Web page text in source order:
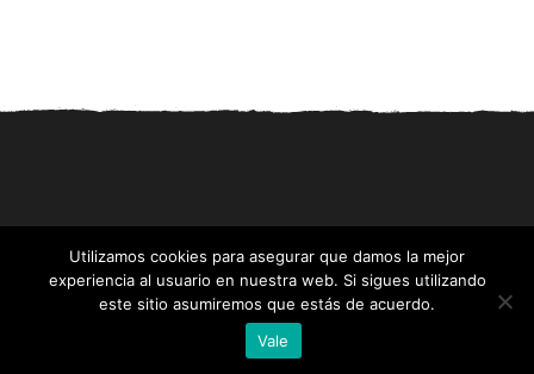
a
© 2026 All Rights Reserved
GrupoUnetcom
Utilizamos cookies para asegurar que damos la mejor
experiencia al usuario en nuestra web. Si sigues utilizando
este sitio asumiremos que estás de acuerdo.
Vale